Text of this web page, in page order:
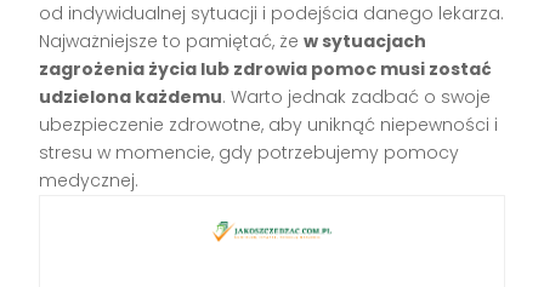
od indywidualnej sytuacji i podejścia danego lekarza.
Najważniejsze to pamiętać, żew sytuacjach
zagrożenia życia lub zdrowia pomoc musi zostać
udzielona każdemu. Warto jednak zadbać o swoje
ubezpieczenie zdrowotne, aby uniknąć niepewności i
stresu w momencie, gdy potrzebujemy pomocy
medycznej.